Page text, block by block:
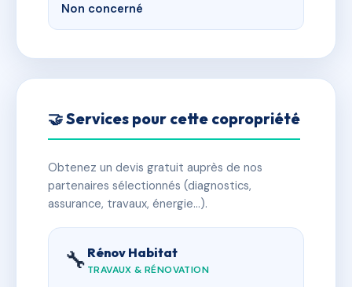
Non concerné
🤝 Services pour cette copropriété
Obtenez un devis gratuit auprès de nos
partenaires sélectionnés (diagnostics,
assurance, travaux, énergie…).
🔧 Rénov Habitat
TRAVAUX & RÉNOVATION